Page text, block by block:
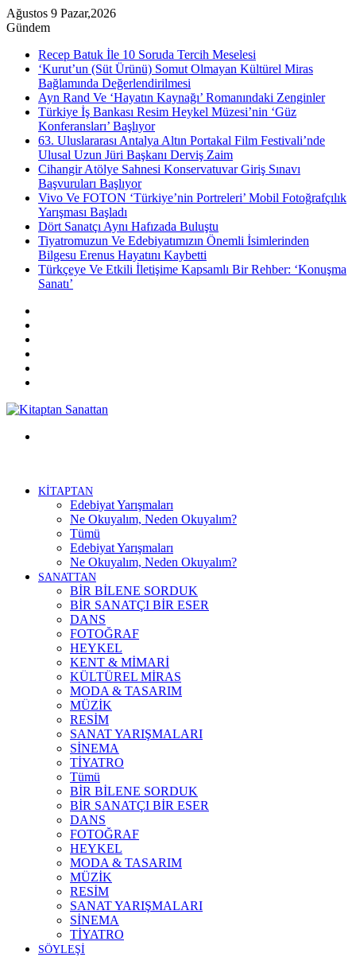
Ağustos 9 Pazar,2026
Gündem
Recep Batuk İle 10 Soruda Tercih Meselesi
‘Kurut’un (Süt Ürünü) Somut Olmayan Kültürel Miras
Bağlamında Değerlendirilmesi
Ayn Rand Ve ‘Hayatın Kaynağı’ Romanındaki Zenginler
Türkiye İş Bankası Resim Heykel Müzesi’nin ‘Güz
Konferansları’ Başlıyor
63. Uluslararası Antalya Altın Portakal Film Festivali’nde
Ulusal Uzun Jüri Başkanı Derviş Zaim
Cihangir Atölye Sahnesi Konservatuvar Giriş Sınavı
Başvuruları Başlıyor
Vivo Ve FOTON ‘Türkiye’nin Portreleri’ Mobil Fotoğrafçılık
Yarışması Başladı
Dört Sanatçı Aynı Hafızada Buluştu
Tiyatromuzun Ve Edebiyatımızın Önemli İsimlerinden
Bilgesu Erenus Hayatını Kaybetti
Türkçeye Ve Etkili İletişime Kapsamlı Bir Rehber: ‘Konuşma
Sanatı’
KİTAPTAN
Edebiyat Yarışmaları
Ne Okuyalım, Neden Okuyalım?
Tümü
Edebiyat Yarışmaları
Ne Okuyalım, Neden Okuyalım?
SANATTAN
BİR BİLENE SORDUK
BİR SANATÇI BİR ESER
DANS
FOTOĞRAF
HEYKEL
KENT & MİMARİ
KÜLTÜREL MİRAS
MODA & TASARIM
MÜZİK
RESİM
SANAT YARIŞMALARI
SİNEMA
TİYATRO
Tümü
BİR BİLENE SORDUK
BİR SANATÇI BİR ESER
DANS
FOTOĞRAF
HEYKEL
MODA & TASARIM
MÜZİK
RESİM
SANAT YARIŞMALARI
SİNEMA
TİYATRO
SÖYLEŞİ